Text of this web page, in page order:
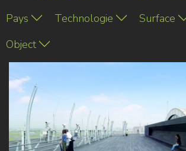
Pays
Technologie Surface
Object